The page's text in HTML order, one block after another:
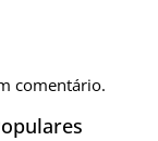
comentário.